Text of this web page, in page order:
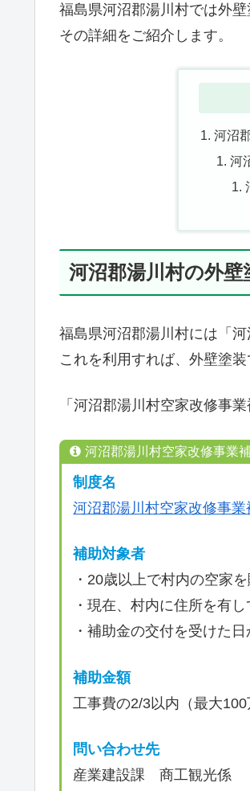
福島県河沼郡湯川村では外
その詳細をご紹介します。
河沼
河
河沼郡湯川村の外
福島県河沼郡湯川村には「
これを利用すれば、外壁塗
「河沼郡湯川村空家改修事
河沼郡湯川村空家改修事業
制度名
河沼郡湯川村空家改修事業
補助対象者
・20歳以上で村内の空家
・現在、村内に住所を有
・補助金の交付を受けた
補助金額
工事費の2/3以内（最大100
問い合わせ先
産業建設課 商工観光係